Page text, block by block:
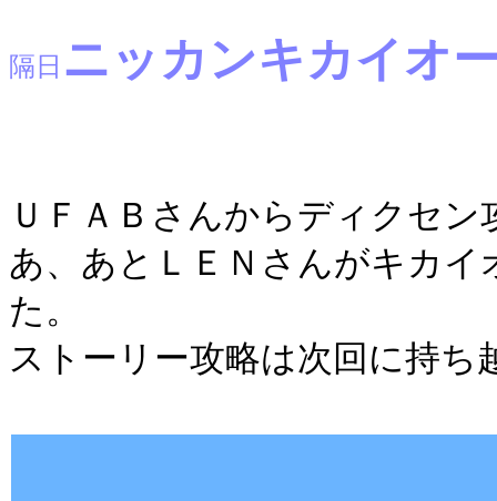
隔日 ニッカンキカイオ
ＵＦＡＢさんからディクセン
あ、あとＬＥＮさんがキカ
た。
ストーリー攻略は次回に持ち